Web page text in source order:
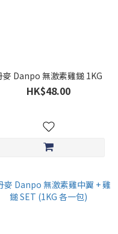
麥 Danpo 無激素雞鎚 1KG
HK$48.00